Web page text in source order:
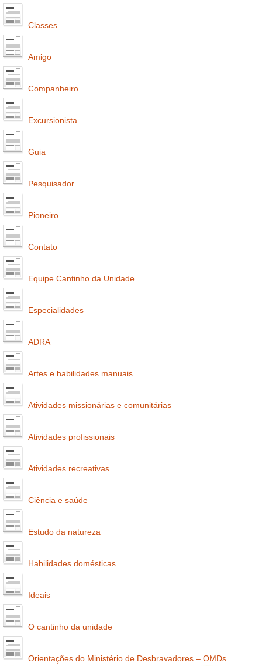
Classes
Amigo
Companheiro
Excursionista
Guia
Pesquisador
Pioneiro
Contato
Equipe Cantinho da Unidade
Especialidades
ADRA
Artes e habilidades manuais
Atividades missionárias e comunitárias
Atividades profissionais
Atividades recreativas
Ciência e saúde
Estudo da natureza
Habilidades domésticas
Ideais
O cantinho da unidade
Orientações do Ministério de Desbravadores – OMDs